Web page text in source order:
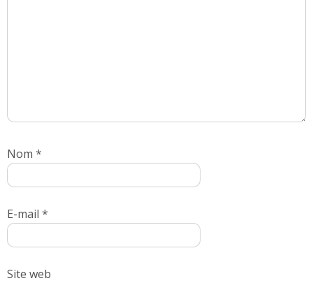
Nom *
E-mail *
Site web